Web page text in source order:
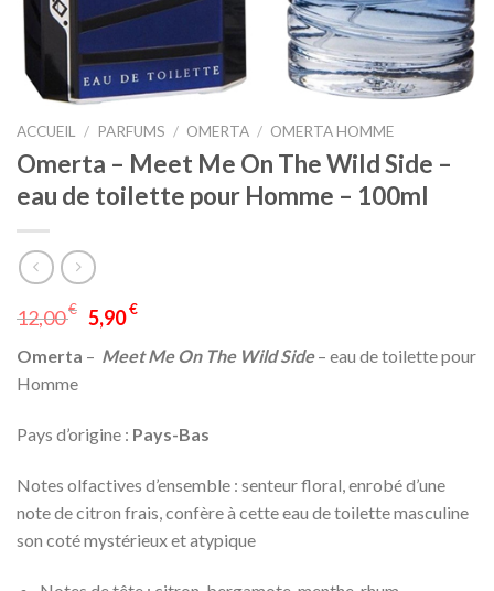
ACCUEIL / PARFUMS / OMERTA / OMERTA HOMME
Omerta – Meet Me On The Wild Side –
eau de toilette pour Homme – 100ml
12,00€ 5,90€
Omerta – Meet Me On The Wild Side– eau de toilette pour
Homme
Pays d’origine : Pays-Bas
Notes olfactives d’ensemble : senteur floral, enrobé d’une
note de citron frais, confère à cette eau de toilette masculine
son coté mystérieux et atypique